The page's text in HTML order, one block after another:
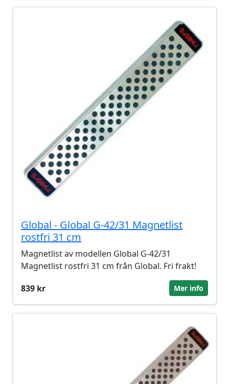
Global - Global G-42/31 Magnetlist
rostfri 31 cm
Magnetlist av modellen Global G-42/31
Magnetlist rostfri 31 cm från Global. Fri frakt!
839 kr
Mer info